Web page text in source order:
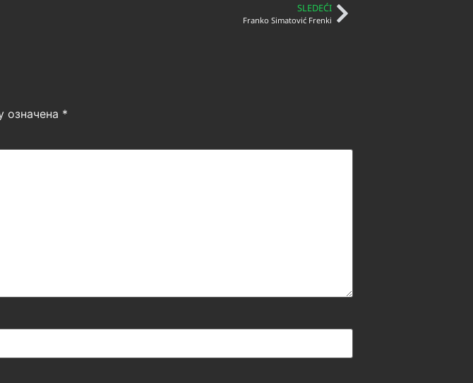
SLEDEĆI
Franko Simatović Frenki
означена *